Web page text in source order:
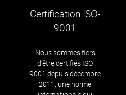
Certification ISO-
9001
Nous sommes fiers
d’être certifiés ISO
9001 depuis décembre
2011, une norme